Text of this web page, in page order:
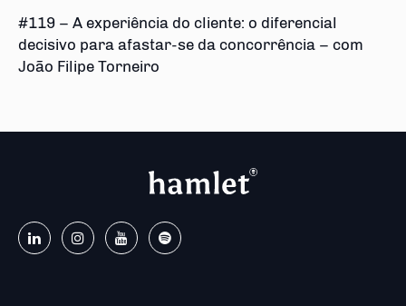
#119 – A experiência do cliente: o diferencial
decisivo para afastar-se da concorrência – com
João Filipe Torneiro